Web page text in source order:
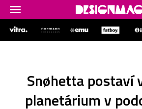
Snøhetta postaví
planetárium v